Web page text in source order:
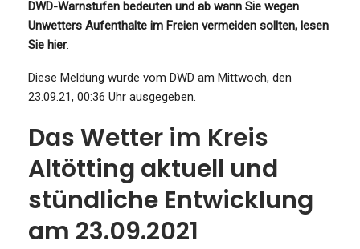
DWD-Warnstufen bedeuten und ab wann Sie wegen
Unwetters Aufenthalte im Freien vermeiden sollten, lesen
Sie hier.
Diese Meldung wurde vom DWD am Mittwoch, den
23.09.21, 00:36 Uhr ausgegeben.
Das Wetter im Kreis
Altötting aktuell und
stündliche Entwicklung
am 23.09.2021